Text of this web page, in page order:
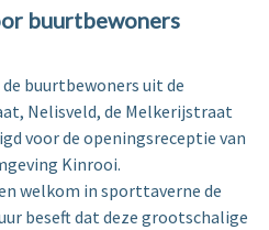
buurtbewoners
buurtbewoners uit de
Nelisveld, de Melkerijstraat
voor de openingsreceptie van
Kinrooi.
welkom in sporttaverne de
beseft dat deze grootschalige